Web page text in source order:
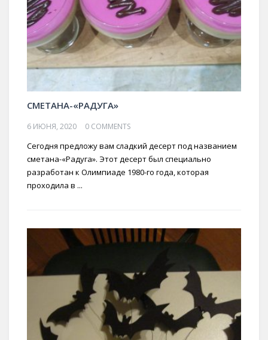
СМЕТАНА-«РАДУГА»
6 ИЮНЯ, 2020 0 COMMENTS
Сегодня предложу вам сладкий десерт под названием
сметана-«Радуга». Этот десерт был специально
разработан к Олимпиаде 1980-го года, которая
проходила в ...